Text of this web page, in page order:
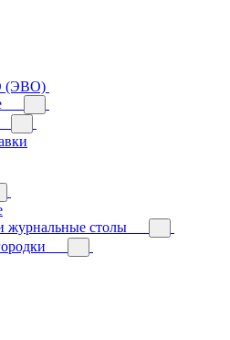
(ЭВО)
журнальные столы